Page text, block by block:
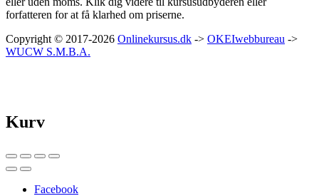
forfatteren for at få klarhed om priserne.
Copyright © 2017-2026 Onlinekursus.dk -> OKEIwebbureau ->
WUCW S.M.B.A.
Kurv
Facebook